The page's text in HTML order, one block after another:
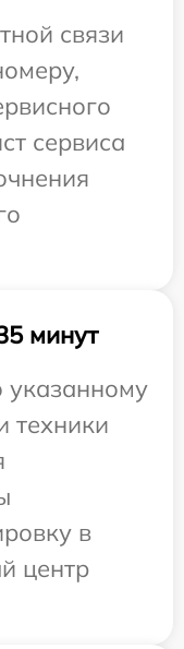
связи
сервиса
минут
указанному
техники
в
центр